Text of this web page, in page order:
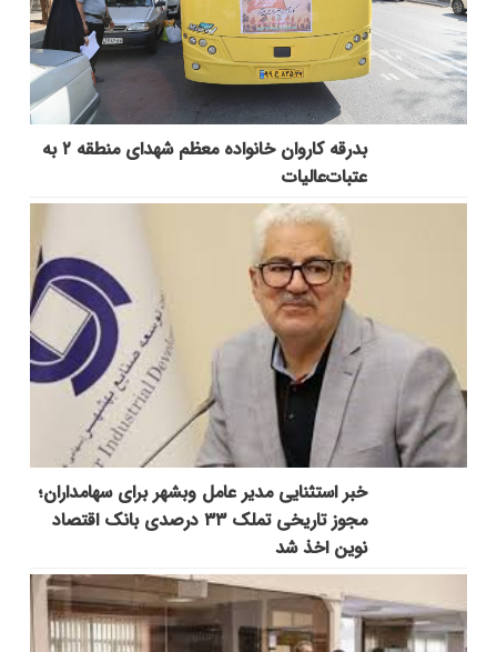
بدرقه کاروان خانواده معظم شهدای منطقه ۲ به
عتبات‌عالیات
خبر استثنایی مدیر عامل وبشهر برای سهامداران؛
مجوز تاریخی تملک ۳۳ درصدی بانک اقتصاد
نوین اخذ شد